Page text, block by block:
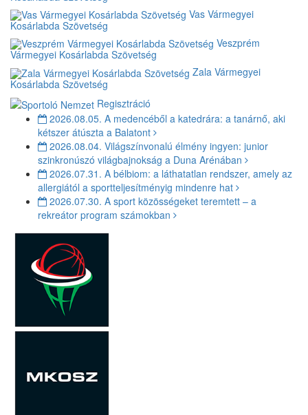
Vas Vármegyei
Kosárlabda Szövetség
Veszprém
Vármegyei Kosárlabda Szövetség
Zala Vármegyei
Kosárlabda Szövetség
Regisztráció
2026.08.05. A medencéből a katedrára: a tanárnő, aki
kétszer átúszta a Balatont
2026.08.04. Világszínvonalú élmény ingyen: junior
szinkronúszó világbajnokság a Duna Arénában
2026.07.31. A bélbiom: a láthatatlan rendszer, amely az
allergiától a sportteljesítményig mindenre hat
2026.07.30. A sport közösségeket teremtett – a
rekreátor program számokban